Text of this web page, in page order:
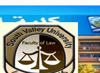
Skip
to
content